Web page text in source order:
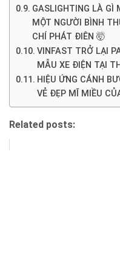
GASLIGHTING LÀ GÌ
MỘT NGƯỜI BÌNH
CHÍ PHÁT ĐIÊN 🤯
VINFAST TRỞ LẠI
MẪU XE ĐIỆN TẠI
HIỆU ỨNG CÁNH
VẺ ĐẸP MĨ MIỀU
Related posts: